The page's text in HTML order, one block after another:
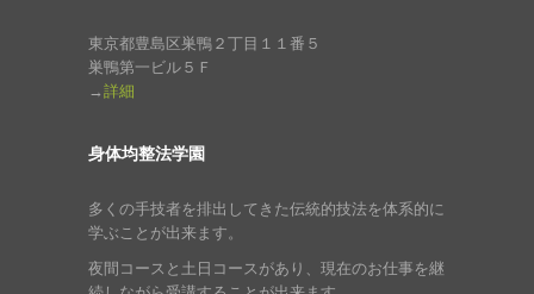
東京都豊島区巣鴨２丁目１１番５
巣鴨第一ビル５Ｆ
→ 詳細
身体均整法学園
多くの手技者を排出してきた伝統的技法を体系的に
学ぶことが出来ます。
夜間コースと土日コースがあり、現在のお仕事を継